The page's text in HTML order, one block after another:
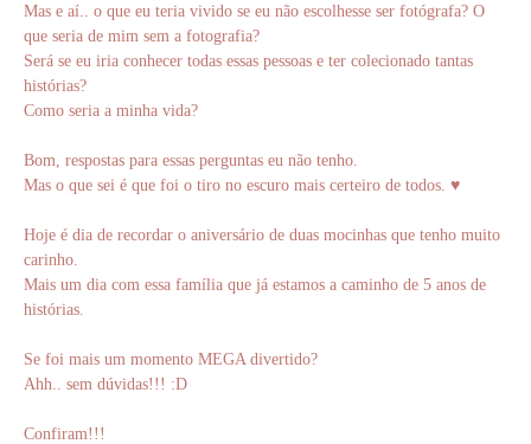
Mas e aí.. o que eu teria vivido se eu não escolhesse ser fotógrafa? O
que seria de mim sem a fotografia?
Será se eu iria conhecer todas essas pessoas e ter colecionado tantas
histórias?
Como seria a minha vida?
Bom, respostas para essas perguntas eu não tenho.
Mas o que sei é que foi o tiro no escuro mais certeiro de todos. ♥
Hoje é dia de recordar o aniversário de duas mocinhas que tenho muito
carinho.
Mais um dia com essa família que já estamos a caminho de 5 anos de
histórias.
Se foi mais um momento MEGA divertido?
Ahh.. sem dúvidas!!! :D
Confiram!!!